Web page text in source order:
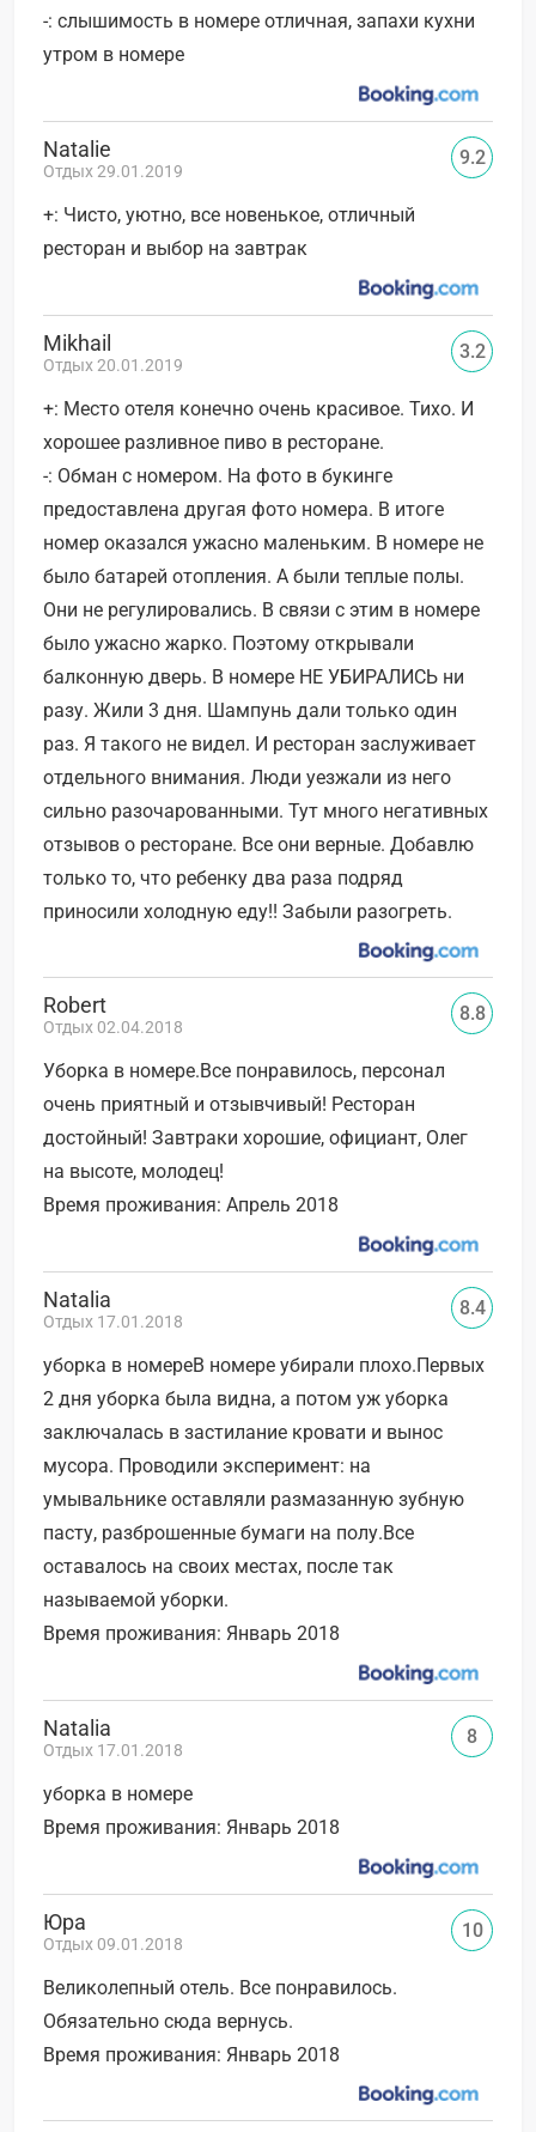
-: слышимость в номере отличная, запахи кухни
утром в номере
Natalie
Отдых 29.01.2019
+: Чисто, уютно, все новенькое, отличный
ресторан и выбор на завтрак
9.2
Mikhail
Отдых 20.01.2019
+: Место отеля конечно очень красивое. Тихо. И
хорошее разливное пиво в ресторане.
-: Обман с номером. На фото в букинге
предоставлена другая фото номера. В итоге
номер оказался ужасно маленьким. В номере не
было батарей отопления. А были теплые полы.
Они не регулировались. В связи с этим в номере
было ужасно жарко. Поэтому открывали
балконную дверь. В номере НЕ УБИРАЛИСЬ ни
разу. Жили 3 дня. Шампунь дали только один
раз. Я такого не видел. И ресторан заслуживает
отдельного внимания. Люди уезжали из него
сильно разочарованными. Тут много негативных
отзывов о ресторане. Все они верные. Добавлю
только то, что ребенку два раза подряд
приносили холодную еду!! Забыли разогреть.
3.2
Robert
Отдых 02.04.2018
Уборка в номере.Все понравилось, персонал
очень приятный и отзывчивый! Ресторан
достойный! Завтраки хорошие, официант, Олег
на высоте, молодец!
Время проживания: Апрель 2018
8.8
Natalia
Отдых 17.01.2018
уборка в номереВ номере убирали плохо.Первых
2 дня уборка была видна, а потом уж уборка
заключалась в застилание кровати и вынос
мусора. Проводили эксперимент: на
умывальнике оставляли размазанную зубную
пасту, разброшенные бумаги на полу.Все
оставалось на своих местах, после так
называемой уборки.
Время проживания: Январь 2018
8.4
Natalia
Отдых 17.01.2018
уборка в номере
Время проживания: Январь 2018
8
Юра
Отдых 09.01.2018
Великолепный отель. Все понравилось.
Обязательно сюда вернусь.
Время проживания: Январь 2018
10